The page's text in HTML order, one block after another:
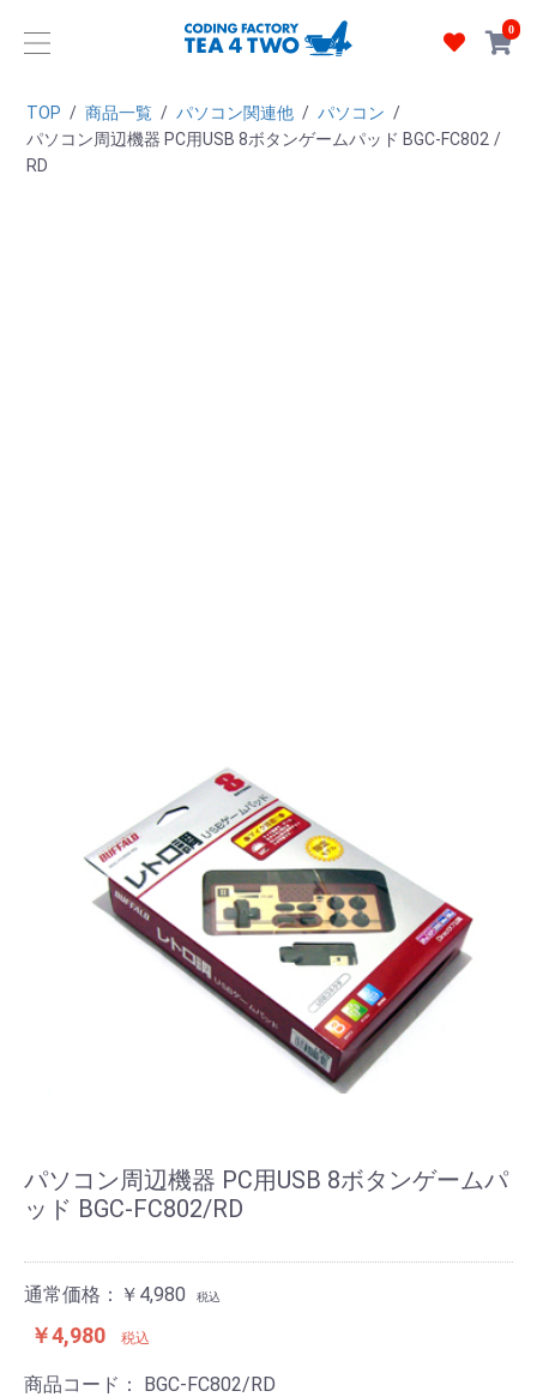
0
TOP / 商品一覧 / パソコン関連他 / パソコン /
パソコン周辺機器 PC用USB 8ボタンゲームパッド BGC-FC802 /
RD
パソコン周辺機器 PC用USB 8ボタンゲームパ
ッド BGC-FC802/RD
通常価格：￥4,980 税込
￥4,980 税込
商品コード： BGC-FC802/RD